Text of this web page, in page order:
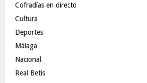
Cofradías en directo
Cultura
Deportes
Málaga
Nacional
Real Betis